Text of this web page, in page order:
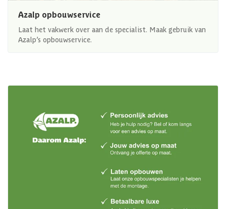
Azalp opbouwservice
Laat het vakwerk over aan de specialist. Maak gebruik van
Azalp’s opbouwservice.